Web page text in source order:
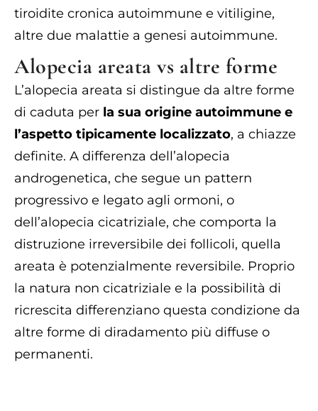
tiroidite cronica autoimmune e vitiligine,
altre due malattie a genesi autoimmune.
Alopecia areata vs altre forme
L’alopecia areata si distingue da altre forme
di caduta per la sua origine autoimmune e
l’aspetto tipicamente localizzato, a chiazze
definite. A differenza dell’alopecia
androgenetica, che segue un pattern
progressivo e legato agli ormoni, o
dell’alopecia cicatriziale, che comporta la
distruzione irreversibile dei follicoli, quella
areata è potenzialmente reversibile. Proprio
la natura non cicatriziale e la possibilità di
ricrescita differenziano questa condizione da
altre forme di diradamento più diffuse o
permanenti.